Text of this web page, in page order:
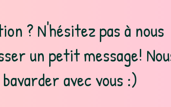
? N'hésitez pas à nous
un petit message!
avec vous :)